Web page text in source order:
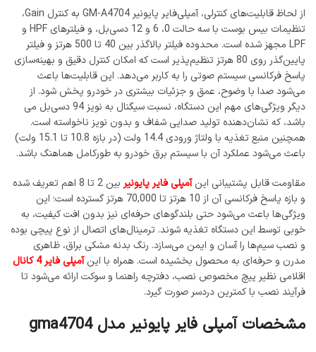
از لحاظ قابلیت‌های کنترلی، آمپلی‌فایر پایونیر GM-A4704 به کنترل Gain،
تنظیمات بیس بوست با سه حالت 0، 6 و 12 دسی‌بل، و فیلترهای HPF و
LPF مجهز شده است. محدوده فیلتر بالاگذر بین 40 تا 500 هرتز و فیلتر
پایین‌گذر روی 80 هرتز تنظیم‌پذیر است که امکان کنترل دقیق و بهینه‌سازی
پاسخ فرکانسی سیستم صوتی را به کاربر می‌دهد. این قابلیت‌ها باعث
می‌شود صدا با وضوح، عمق و جزئیات بیشتری در خودرو پخش شود. از
دیگر ویژگی‌های مهم این دستگاه، نسبت سیگنال به نویز 94 دسی‌بل می
باشد، که نشان‌دهنده تولید صدایی شفاف و بدون نویز ناخواسته است.
همچنین منبع تغذیه با ولتاژ ورودی 14.4 ولت (در بازه 10.8 تا 15.1 ولت)
باعث می‌شود عملکرد آن با سیستم برق خودرو به طورکامل هماهنگ باشد.
مقاومت قابل پشتیبانی این آمپلی فایر پایونیر
بین 2 تا 8 اهم تعریف شده
و بازه پاسخ فرکانسی آن از 10 هرتز تا 70,000 هرتز گسترده است؛ این
ویژگی‌ها باعث می‌شود حتی بلندگوهای حرفه‌ای نیز بدون افت کیفیت، به
خوبی توسط این دستگاه تغذیه شوند. ترمینال‌های اتصال از نوع پیچی بوده
و نصب سیم‌ها را آسان و ایمن می‌سازد. رنگ بدنه مشکی براق، ظاهری
مدرن و حرفه‌ای به محصول بخشیده است. همراه با اینآمپلی فایر 4 کانال
اقلامی نظیر پیچ مخصوص نصب، دفترچه راهنما و سوکت ارائه می‌شود تا
فرآیند نصب با کمترین دردسر صورت گیرد.
مشخصات آمپلی فایر پایونیر مدل gma4704